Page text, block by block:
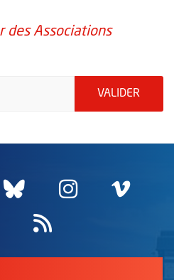
des Associations
VALIDER
nouvelle fenêtre
une nouvelle
Bluesky
, Ouvre une
Instagram
, Ouvre
,
Ouvre une
Flux RSS